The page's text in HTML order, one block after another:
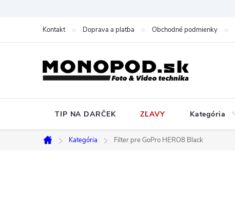
Kontakt Doprava a platba Obchodné podmienky
TIP NA DARČEK ZĽAVY Kategória
Domov
Kategória Filter pre GoPro HERO8 Black